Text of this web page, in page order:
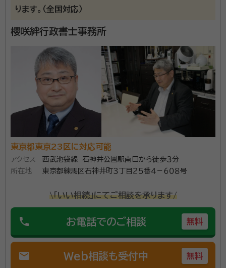
迅速・誠実に対応させて頂きます。
資格等： 行政書士
所属団体：東京都行政書士会
ります。（全国対応）
櫻咲絆行政書士事務所
東京都東京23区に対応可能
アクセス
西武池袋線 石神井公園駅南口から徒歩３分
所在地
東京都練馬区石神井町３丁目２５番４－６０８号
\「いい相続」にてご相談を承ります/
phone お電話でのご相談 無料
mail Web相談も受付中 無料